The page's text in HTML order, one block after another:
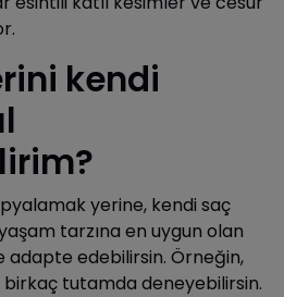
kendi
yerine, kendi saç
tarzına en uygun olan
adapte edebilirsin. Örneğin,
tutamda deneyebilirsin.